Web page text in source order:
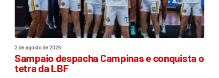
2 de agosto de 2026
Sampaio despacha Campinas e conquista o
tetra da LBF